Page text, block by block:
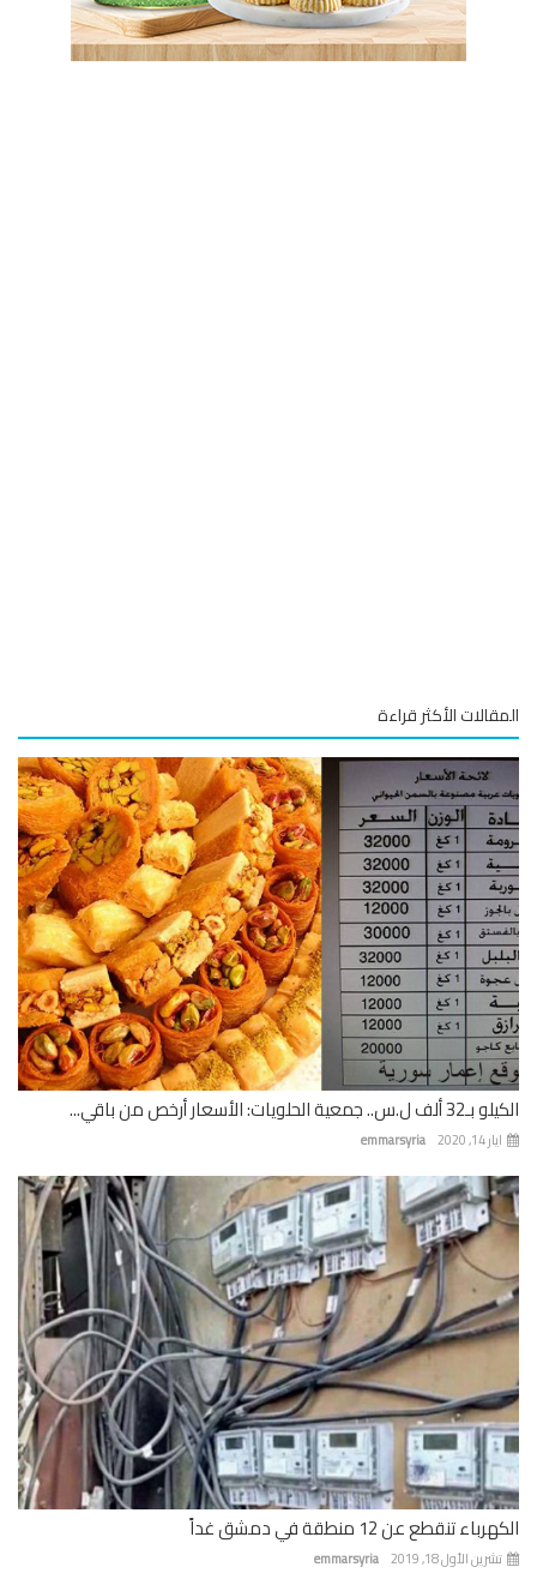
الأكثر قراءة
الحلويات: الأسعار أرخص من باقي...
emmarsyria
تنقطع عن 12 منطقة في دمشق غداً
emmarsyria الأول 18, 2019